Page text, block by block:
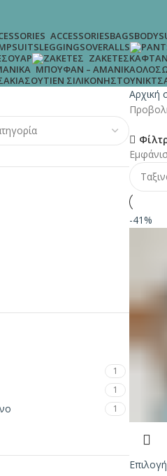
ACCESSORIESBAGS
LEGGINGSOVERALLS
ΖΑΚΈΤΕΣ
ΜΠΟΥΦΆΝ – ΑΜΆΝΙΚΑ
ΣΟΥΤΙΈΝ ΣΙΛΙΚΌΝΗΣΤΟΥΝΊΚ
1
1
1
Αρχική
-41%
Επιλογή